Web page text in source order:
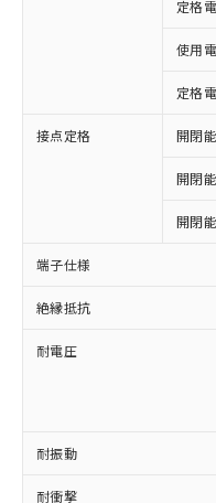
定格
使用
定格
接点定格 開閉
開閉
開閉
端子仕様
絶縁抵抗
耐電圧
耐振動
耐衝撃
以下の条件をお
本サービ
※1 対応状況
対応済み：
非含有に対応し
す。
対応予定：EU
有に対応した製
対応予定なし：
非含有に非対応
調査・確認中：
非含有の対応状